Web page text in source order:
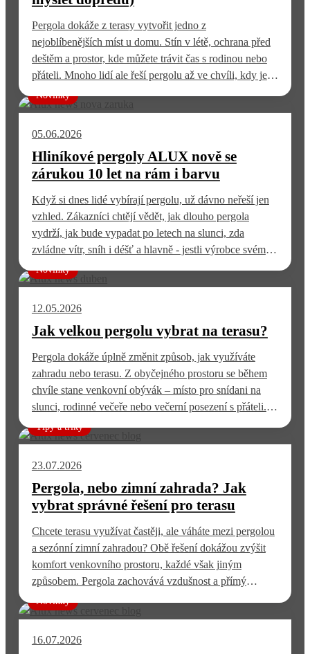
Pergola dokáže z terasy vytvořit jedno z
nejoblíbenějších míst u domu. Stín v létě, ochrana před
deštěm a prostor, kde můžete trávit čas s rodinou nebo
přáteli. Mnoho lidí ale řeší pergolu až ve chvíli, kdy je
měly být připravené dopředu. Správná příprava na
Novinky
05.06.2026
Hliníkové pergoly ALUX nově se
zárukou 10 let na rám i barvu
Když si dnes lidé vybírají pergolu, už dávno neřeší jen
vzhled. Zákazníci chtějí vědět, jak dlouho pergola
vydrží, jak bude vypadat po letech na slunci, zda
zvládne vítr, sníh i déšť a hlavně - jestli výrobce svému
rozhodli pro důležitý krok. U vybraných modelů pergol
Novinky
12.05.2026
Jak velkou pergolu vybrat na terasu?
Pergola dokáže úplně změnit způsob, jak využíváte
zahradu nebo terasu. Z obyčejného prostoru se během
chvíle stane venkovní obývák – místo pro snídani na
slunci, rodinné večeře nebo večerní posezení s přáteli.
pergola je vlastně ideální? Ideální velikost pergoly závisí
Tipy a triky
23.07.2026
Pergola, nebo zimní zahrada? Jak
vybrat správné řešení pro terasu
Chcete terasu využívat častěji, ale váháte mezi pergolou
a sezónní zimní zahradou? Obě řešení dokážou zvýšit
komfort venkovního prostoru, každé však jiným
způsobem. Pergola zachovává vzdušnost a přímý
boční ochranu před větrem a deštěm a prodlužuje dobu,
nestojí na tom, které…
Novinky
16.07.2026